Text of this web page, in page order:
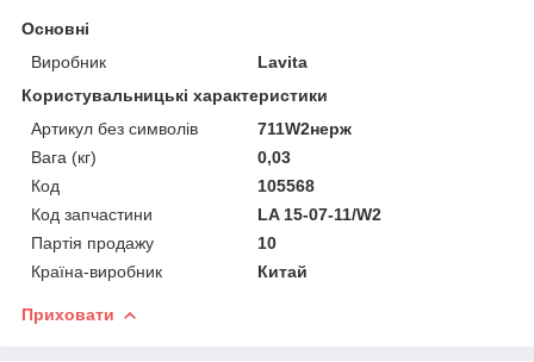
Основні
Виробник
Lavita
Користувальницькі характеристики
Артикул без символів
711W2нерж
Вага (кг)
0,03
Код
105568
Код запчастини
LA 15-07-11/W2
Партія продажу
10
Країна-виробник
Китай
Приховати